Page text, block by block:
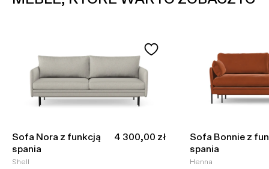
Sofa Nora z funkcją
spania
Cena promocyjna
4 300,00 zł
Shell
Sofa Bonnie z
spania
Henna